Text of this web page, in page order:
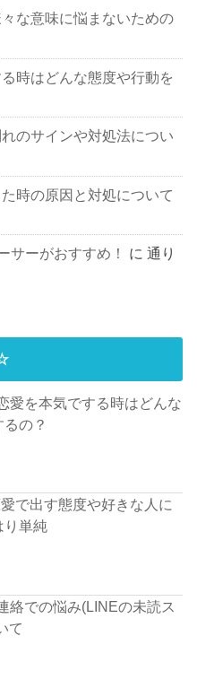
な意味に悩まないための
時はどんな態度や行動を
のサインや対処法につい
時の原因と対処について
サーがおすすめ！ に通り
愛を本気でする時はどんな
の？
で出す態度や好きな人に
り単純
絡での悩み(LINEの未読ス
て